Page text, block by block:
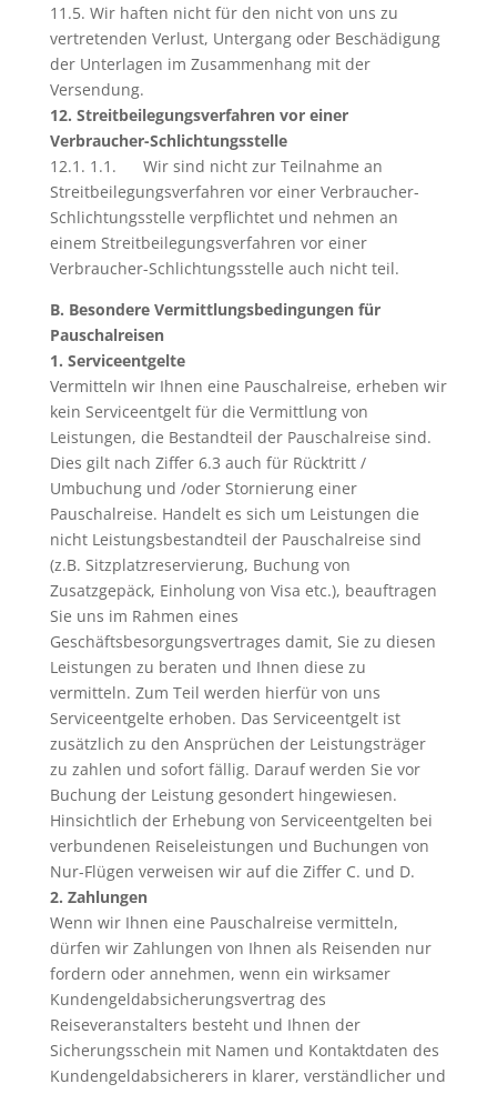
11.5. Wir haften nicht für den nicht von uns zu
vertretenden Verlust, Untergang oder Beschädigung
der Unterlagen im Zusammenhang mit der
Versendung.
12. Streitbeilegungsverfahren vor einer
Verbraucher-Schlichtungsstelle
12.1. 1.1. Wir sind nicht zur Teilnahme an
Streitbeilegungsverfahren vor einer Verbraucher-
Schlichtungsstelle verpflichtet und nehmen an
einem Streitbeilegungsverfahren vor einer
Verbraucher-Schlichtungsstelle auch nicht teil.
B. Besondere Vermittlungsbedingungen für
Pauschalreisen
1. Serviceentgelte
Vermitteln wir Ihnen eine Pauschalreise, erheben wir
kein Serviceentgelt für die Vermittlung von
Leistungen, die Bestandteil der Pauschalreise sind.
Dies gilt nach Ziffer 6.3 auch für Rücktritt /
Umbuchung und /oder Stornierung einer
Pauschalreise. Handelt es sich um Leistungen die
nicht Leistungsbestandteil der Pauschalreise sind
(z.B. Sitzplatzreservierung, Buchung von
Zusatzgepäck, Einholung von Visa etc.), beauftragen
Sie uns im Rahmen eines
Geschäftsbesorgungsvertrages damit, Sie zu diesen
Leistungen zu beraten und Ihnen diese zu
vermitteln. Zum Teil werden hierfür von uns
Serviceentgelte erhoben. Das Serviceentgelt ist
zusätzlich zu den Ansprüchen der Leistungsträger
zu zahlen und sofort fällig. Darauf werden Sie vor
Buchung der Leistung gesondert hingewiesen.
Hinsichtlich der Erhebung von Serviceentgelten bei
verbundenen Reiseleistungen und Buchungen von
Nur-Flügen verweisen wir auf die Ziffer C. und D.
2. Zahlungen
Wenn wir Ihnen eine Pauschalreise vermitteln,
dürfen wir Zahlungen von Ihnen als Reisenden nur
fordern oder annehmen, wenn ein wirksamer
Kundengeldabsicherungsvertrag des
Reiseveranstalters besteht und Ihnen der
Sicherungsschein mit Namen und Kontaktdaten des
Kundengeldabsicherers in klarer, verständlicher und